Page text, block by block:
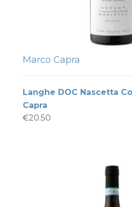
Marco Capra
Langhe DOC Nascetta
Capra
€20.50